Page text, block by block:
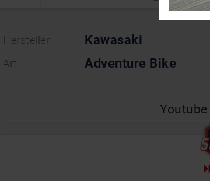
Hersteller Kawasaki
Art Adventure Bike
Youtube